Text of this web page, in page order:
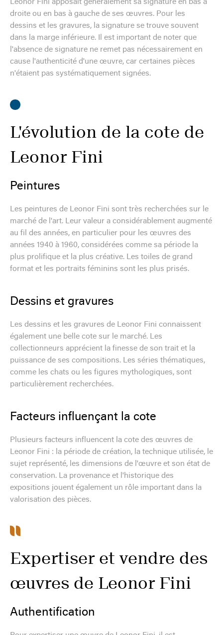
Leonor Fini apposait généralement sa signature en bas à
droite ou en bas à gauche de ses œuvres. Pour les
dessins et les gravures, la signature se trouve souvent
dans la marge inférieure. Il est important de noter que
l'absence de signature ne remet pas nécessairement en
cause l'authenticité d'une œuvre, car certaines pièces
n'étaient pas systématiquement signées.
L'évolution de la cote de
Leonor Fini
Peintures
Les peintures de Leonor Fini sont très recherchées sur le
marché de l'art. Leur valeur a considérablement augmenté
au fil des années, en particulier pour les œuvres des
années 1940 à 1960, considérées comme sa période la
plus prolifique et la plus créative. Les toiles de grand
format et les portraits féminins sont les plus prisés.
Dessins et gravures
Les dessins et les gravures de Leonor Fini connaissent
également une belle cote sur le marché. Les
collectionneurs apprécient la finesse de son trait et la
puissance de ses compositions. Les séries thématiques,
comme les chats ou les figures mythologiques, sont
particulièrement recherchées.
Facteurs influençant la cote
Plusieurs facteurs influencent la cote des œuvres de
Leonor Fini : la période de création, la technique utilisée, le
sujet représenté, les dimensions de l'œuvre et son état de
conservation. La provenance et l'historique des
expositions jouent également un rôle important dans la
valorisation des pièces.
Expertiser et vendre des
œuvres de Leonor Fini
Authentification